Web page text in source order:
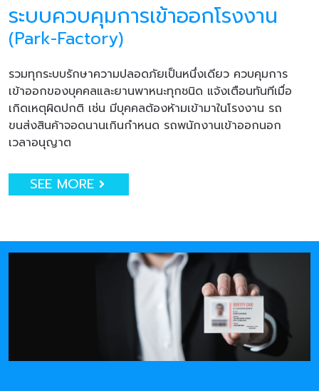
ระบบควบคุมการเข้าออกโรงงาน
(Park-Factory)
รวมทุกระบบรักษาความปลอดภัยเป็นหนึ่งเดียว ควบคุมการ
เข้าออกของบุคคลและยานพาหนะทุกชนิด แจ้งเตือนทันทีเมื่อ
เกิดเหตุผิดปกติ เช่น มีบุคคลต้องห้ามเข้ามาในโรงงาน รถ
ขนส่งสินค้าจอดนานเกินกำหนด รถพนักงานเข้าออกนอก
เวลาอนุญาต
SEE MORE